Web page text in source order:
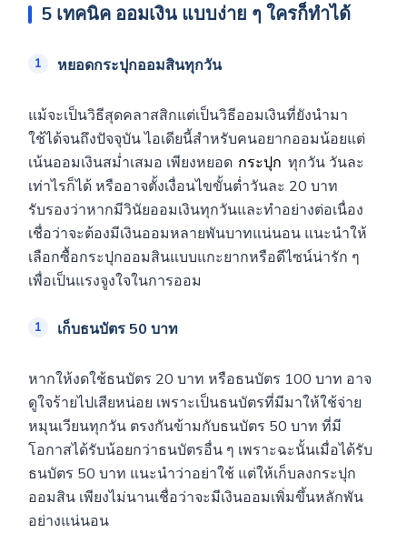
5 เทคนิค ออมเงิน แบบง่าย ๆ ใครก็ทำได้
หยอดกระปุกออมสินทุกวัน
แม้จะเป็นวิธีสุดคลาสสิกแต่เป็นวิธีออมเงินที่ยังนำมา
ใช้ได้จนถึงปัจจุบัน ไอเดียนี้สำหรับคนอยากออมน้อยแต่
เน้นออมเงินสม่ำเสมอ เพียงหยอด กระปุก ทุกวัน วันละ
เท่าไรก็ได้ หรืออาจตั้งเงื่อนไขขั้นต่ำวันละ 20 บาท
รับรองว่าหากมีวินัยออมเงินทุกวันและทำอย่างต่อเนื่อง
เชื่อว่าจะต้องมีเงินออมหลายพันบาทแน่นอน แนะนำให้
เลือกซื้อกระปุกออมสินแบบแกะยากหรือดีไซน์น่ารัก ๆ
เพื่อเป็นแรงจูงใจในการออม
เก็บธนบัตร 50 บาท
หากให้งดใช้ธนบัตร 20 บาท หรือธนบัตร 100 บาท อาจ
ดูใจร้ายไปเสียหน่อย เพราะเป็นธนบัตรที่มีมาให้ใช้จ่าย
หมุนเวียนทุกวัน ตรงกันข้ามกับธนบัตร 50 บาท ที่มี
โอกาสได้รับน้อยกว่าธนบัตรอื่น ๆ เพราะฉะนั้นเมื่อได้รับ
ธนบัตร 50 บาท แนะนำว่าอย่าใช้ แต่ให้เก็บลงกระปุก
ออมสิน เพียงไม่นานเชื่อว่าจะมีเงินออมเพิ่มขึ้นหลักพัน
อย่างแน่นอน